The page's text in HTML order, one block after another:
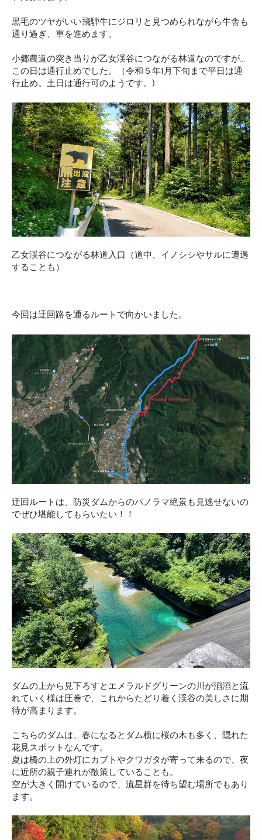
黒毛のツヤがいい飛騨牛にジロリと見つめられながら牛舎も
通り過ぎ、車を進めます。
小郷農道の突き当りが乙女渓谷につながる林道なのですが…
この日は通行止めでした。（令和５年1月下旬まで平日は通
行止め。土日は通行可のようです。)
乙女渓谷につながる林道入口（道中、イノシシやサルに遭遇
することも）
今回は迂回路を通るルートで向かいました。
迂回ルートは、防災ダムからのパノラマ絶景も見逃せないの
でぜひ堪能してもらいたい！！
ダムの上から見下ろすとエメラルドグリーンの川が滔滔と流
れていく様は圧巻で、これからたどり着く渓谷の美しさに期
待が高まります。
こちらのダムは、春になるとダム横に桜の木も多く、隠れた
花見スポットなんです。
夏は橋の上の外灯にカブトやクワガタが寄って来るので、夜
に近所の親子連れが散策していることも。
空が大きく開けているので、流星群を待ち望む場所でもあり
ます。